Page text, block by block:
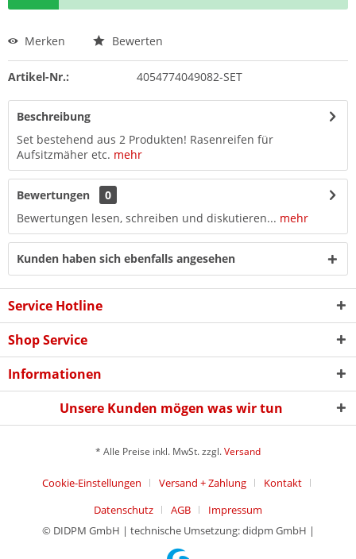
Merken Bewerten
Artikel-Nr.: 4054774049082-SET
Beschreibung
Set bestehend aus 2 Produkten! Rasenreifen für
Aufsitzmäher etc. mehr
Bewertungen
0
Bewertungen lesen, schreiben und diskutieren... mehr
Kunden haben sich ebenfalls angesehen
Service Hotline
Shop Service
Informationen
Unsere Kunden mögen was wir tun
* Alle Preise inkl. MwSt. zzgl.Versand
Cookie-Einstellungen Versand + Zahlung
Kontakt
Datenschutz
AGB
Impressum
© DIDPM GmbH | technische Umsetzung: didpm GmbH |